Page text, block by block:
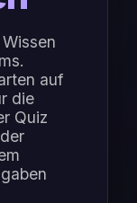
auf
die
Quiz